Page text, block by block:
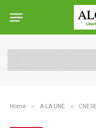
Home » A LA UNE » CNESE: